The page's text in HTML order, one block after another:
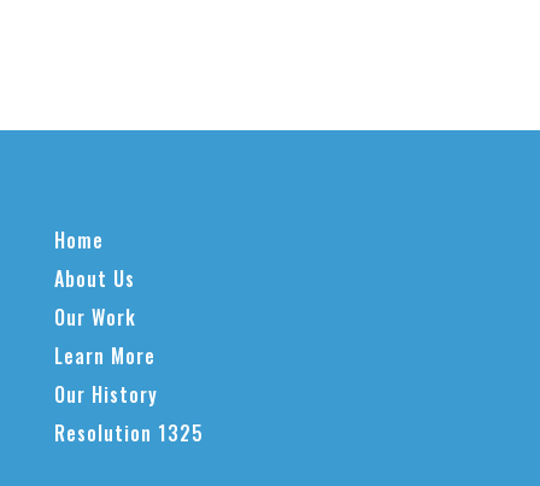
Home
About Us
Our Work
Learn More
Our History
Resolution 1325